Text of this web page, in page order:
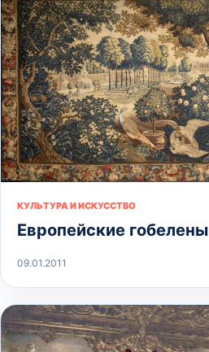
КУЛЬТУРА И ИСКУССТВО
Европейские гобелены
09.01.2011